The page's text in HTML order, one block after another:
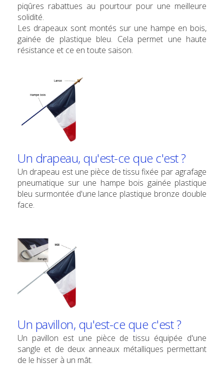
piqûres rabattues au pourtour pour une meilleure
solidité.
Les drapeaux sont montés sur une hampe en bois,
gainée de plastique bleu. Cela permet une haute
résistance et ce en toute saison.
Un drapeau, qu'est-ce que c'est ?
Un drapeau est une pièce de tissu fixée par agrafage
pneumatique sur une hampe bois gainée plastique
bleu surmontée d'une lance plastique bronze double
face.
Un pavillon, qu'est-ce que c'est ?
Un pavillon est une pièce de tissu équipée d'une
sangle et de deux anneaux métalliques permettant
de le hisser à un mât.